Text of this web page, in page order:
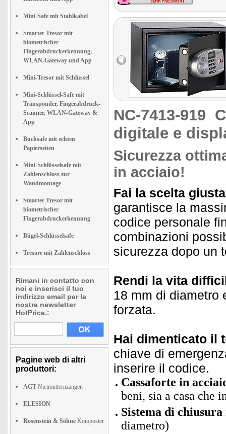
Mini-Safe mit Stahlkabel
Smarter Tresor mit
biometrischer
Fingerabdruckerkennung,
WLAN-Gateway und App
Mini-Tresor mit Schlüssel
Mini-Schlüssel-Safe mit
Transponder, Fingerabdruck-
Scanner, WLAN-Gateway &
App
Buchsafe mit echten
Papierseiten
Mini-Schlüsselsafe mit
Zahlenschloss zur
Wandmontage
Smarter Tresor mit
biometrischer
Fingerabdruckerkennung
Bügel-Schlüsselsafe
Tresore mit Zahlenschloss
Rimani in contatto con
noi e inserisci il tuo
indirizzo email per la
nostra newsletter
HotPrice.:
Pagine web di altri
produttori:
AGT Nietmutternzangen
ELESION
Rosenstein & Söhne Komposter
NC-7413-919
digitale e
Sicurezza
in acciaio!
Fai la scelta
garantisce la
codice personale
combinazioni
sicurezza dopo un
Rendi la vita
18 mm di diametro
forzata.
Hai dimenticato il
chiave di
inserire il codice.
Cassaforte in
beni, sia a casa che
Sistema di
diametro)